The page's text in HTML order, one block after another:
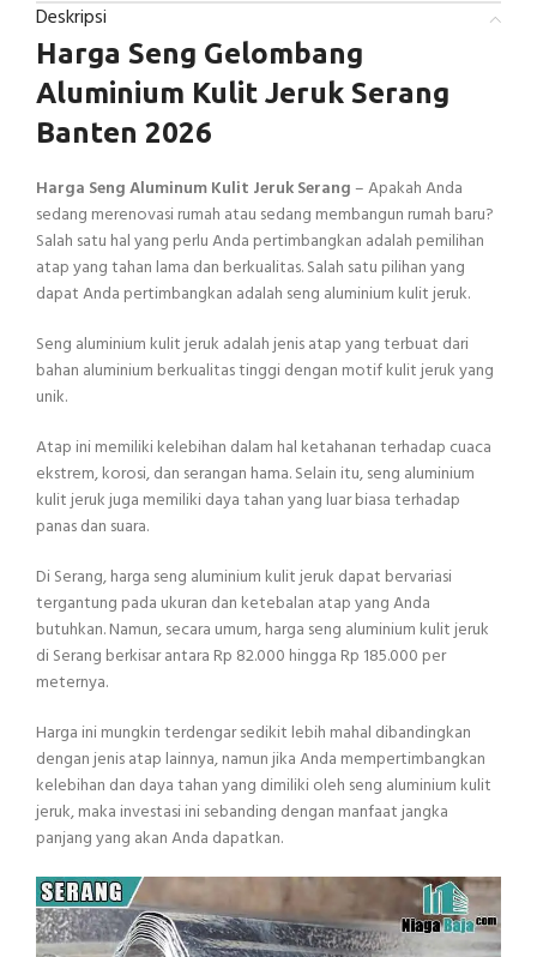
Deskripsi
Harga Seng Gelombang
Aluminium Kulit Jeruk Serang
Banten 2026
Harga Seng Aluminum Kulit Jeruk Serang– Apakah Anda
sedang merenovasi rumah atau sedang membangun rumah baru?
Salah satu hal yang perlu Anda pertimbangkan adalah pemilihan
atap yang tahan lama dan berkualitas. Salah satu pilihan yang
dapat Anda pertimbangkan adalah seng aluminium kulit jeruk.
Seng aluminium kulit jeruk adalah jenis atap yang terbuat dari
bahan aluminium berkualitas tinggi dengan motif kulit jeruk yang
unik.
Atap ini memiliki kelebihan dalam hal ketahanan terhadap cuaca
ekstrem, korosi, dan serangan hama. Selain itu, seng aluminium
kulit jeruk juga memiliki daya tahan yang luar biasa terhadap
panas dan suara.
Di Serang, harga seng aluminium kulit jeruk dapat bervariasi
tergantung pada ukuran dan ketebalan atap yang Anda
butuhkan. Namun, secara umum, harga seng aluminium kulit jeruk
di Serang berkisar antara Rp 82.000 hingga Rp 185.000 per
meternya.
Harga ini mungkin terdengar sedikit lebih mahal dibandingkan
dengan jenis atap lainnya, namun jika Anda mempertimbangkan
kelebihan dan daya tahan yang dimiliki oleh seng aluminium kulit
jeruk, maka investasi ini sebanding dengan manfaat jangka
panjang yang akan Anda dapatkan.